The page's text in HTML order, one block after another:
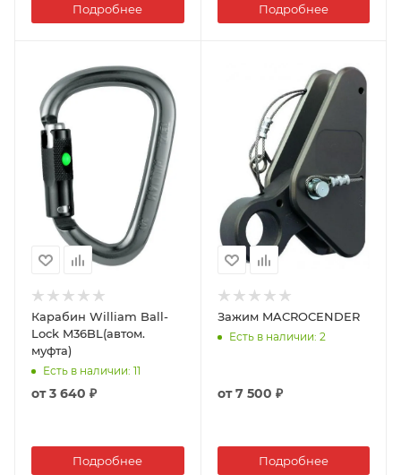
Подробнее Подробнее
Карабин William Ball-
Lock M36BL(автом.
муфта)
Есть в наличии: 11
от3 640 ₽
Подробнее
Зажим MACROCENDER
Есть в наличии: 2
от7 500 ₽
Подробнее